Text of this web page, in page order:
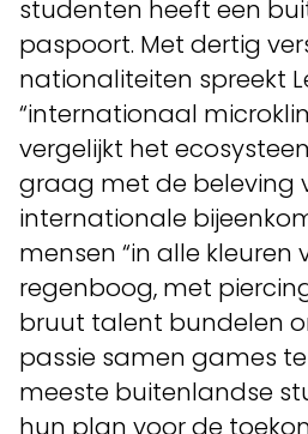
studenten heeft een
paspoort. Met dertig
nationaliteiten spreekt
“internationaal
vergelijkt het
graag met de beleving
internationale
mensen “in alle kleuren
regenboog, met
bruut talent bundelen
passie samen games
meeste buitenlandse
hun plan voor de